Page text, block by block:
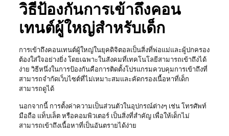
วิธีป้องกันการเข้าถึงคอน
เทนต์ผู้ใหญ่สำหรับเด็ก
การเข้าถึงคอนเทนต์ผู้ใหญ่ในยุคดิจิตอลเป็นสิ่งที่พ่อแม่และผู้ปกครอง
ต้องใส่ใจอย่างยิ่ง โดยเฉพาะในสังคมที่เทคโนโลยีสามารถเข้าถึงได้
ง่าย วิธีหนึ่งในการป้องกันคือการติดตั้งโปรแกรมควบคุมการเข้าถึงที่
สามารถจำกัดเว็บไซต์ที่ไม่เหมาะสมและคัดกรองเนื้อหาที่เด็ก
สามารถดูได้
นอกจากนี้ การตั้งค่าความเป็นส่วนตัวในอุปกรณ์ต่างๆ เช่น โทรศัพท์
มือถือ แท็บเล็ต หรือคอมพิวเตอร์ เป็นสิ่งที่สำคัญ เพื่อให้เด็กไม่
สามารถเข้าถึงเนื้อหาที่เป็นอันตรายได้ง่าย